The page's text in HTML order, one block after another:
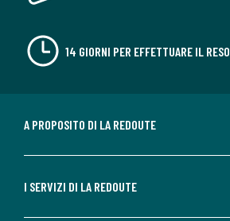
14 GIORNI PER EFFETTUARE IL RESO
A PROPOSITO DI LA REDOUTE
I SERVIZI DI LA REDOUTE